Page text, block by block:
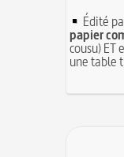
Édité
papier
cousu) ET
une table